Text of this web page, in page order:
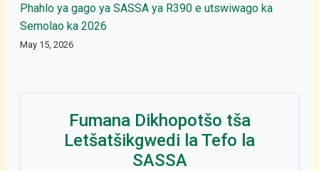
Phahlo ya gago ya SASSA ya R390 e utswiwago ka
Semolao ka 2026
May 15, 2026
Fumana Dikhopotšo tša
Letšatšikgwedi la Tefo la
SASSA